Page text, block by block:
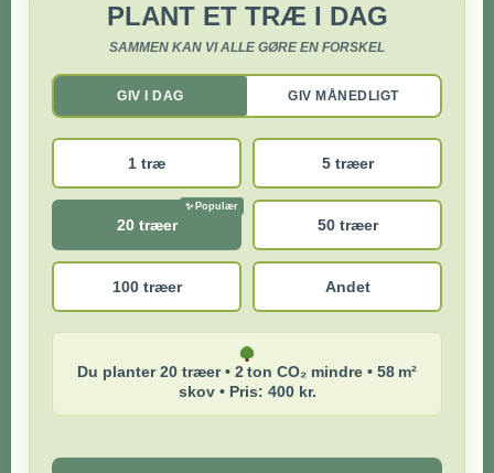
PLANT ET TRÆ I DAG
SAMMEN KAN VI ALLE GØRE EN FORSKEL
GIV I DAG GIV MÅNEDLIGT
1 træ 5 træer
20 træer 50 træer
100 træer Andet
Du planter 20 træer • 2 ton CO₂ mindre • 58 m²
skov • Pris: 400 kr.